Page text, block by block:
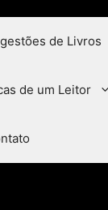
de Livros
de um Leitor